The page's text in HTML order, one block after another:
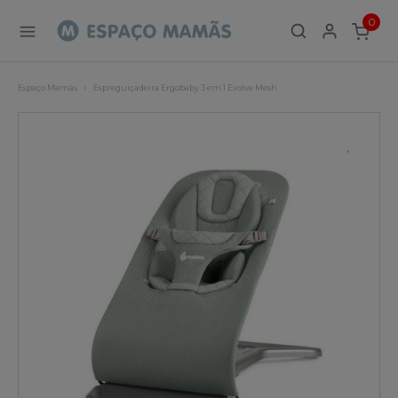
0
ITEMS
Espaço Mamãs Espreguiçadeira Ergobaby 3 em 1 Evolve Mesh